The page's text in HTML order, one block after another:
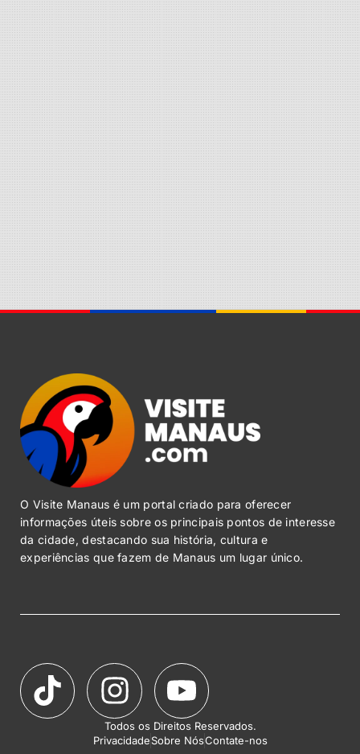
O Visite Manaus é um portal criado para oferecer
informações úteis sobre os principais pontos de interesse
da cidade, destacando sua história, cultura e
experiências que fazem de Manaus um lugar único.
Todos os Direitos Reservados.
PrivacidadeSobre NósContate-nos